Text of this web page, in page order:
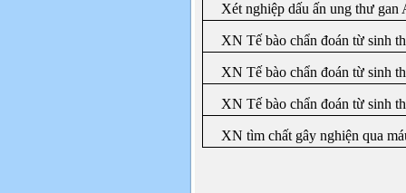
Xét nghiệp dấu ấn ung thư gan
XN Tế bào chẩn đoán từ sinh
XN Tế bào chẩn đoán từ sinh
XN Tế bào chẩn đoán từ sinh
XN tìm chất gây nghiện qua